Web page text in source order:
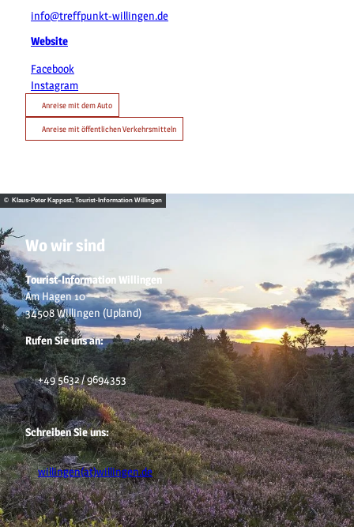
info@treffpunkt-willingen.de
Website
Facebook
Instagram
Anreise mit dem Auto
Anreise mit öffentlichen Verkehrsmitteln
© Klaus-Peter Kappest, Tourist-Information Willingen
Wo wir sind
Tourist-Information Willingen
Am Hagen 10
34508 Willingen (Upland)
Rufen Sie uns an:
+49 5632 / 9694353
Schreiben Sie uns:
willingen(at)willingen.de